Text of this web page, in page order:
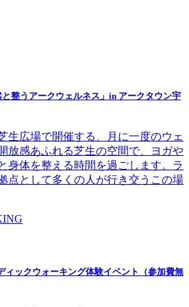
整うアークウェルネス」in アークタウン宇
生広場で開催する、月に一度のウェ
放感あふれる芝生の空間で、ヨガや
身体を整える時間を過ごします。ラ
点として多くの人が行き交うこの場
ィックウォーキング体験イベント（参加費無